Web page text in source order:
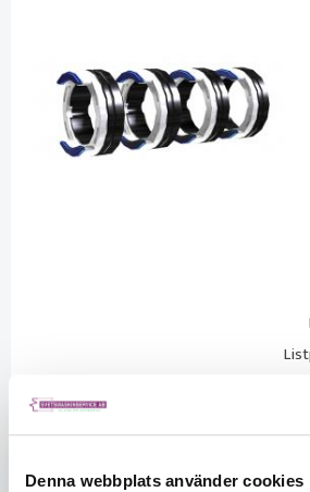
Denna webbplats använder cookies
Saldo
Säljs per